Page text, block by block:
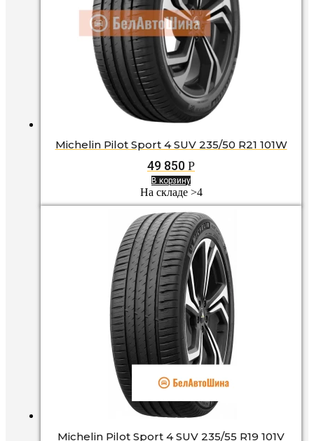
Michelin Pilot Sport 4 SUV 235/50 R21 101W
49 850 Р
В корзину
На складе >4
Michelin Pilot Sport 4 SUV 235/55 R19 101V